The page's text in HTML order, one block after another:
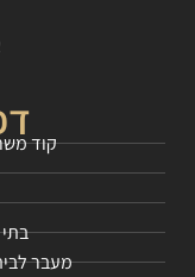
קוד
מעבר